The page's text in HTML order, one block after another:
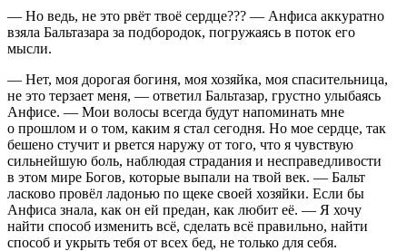
— Но ведь, не это рвёт твоё сердце??? — Анфиса аккуратно
взяла Бальтазара за подбородок, погружаясь в поток его
мысли.
— Нет, моя дорогая богиня, моя хозяйка, моя спасительница,
не это терзает меня, — ответил Бальтазар, грустно улыбаясь
Анфисе. — Мои волосы всегда будут напоминать мне
о прошлом и о том, каким я стал сегодня. Но мое сердце, так
бешено стучит и рвется наружу от того, что я чувствую
сильнейшую боль, наблюдая страдания и несправедливости
в этом мире Богов, которые выпали на твой век. — Бальт
ласково провёл ладонью по щеке своей хозяйки. Если бы
Анфиса знала, как он ей предан, как любит её. — Я хочу
найти способ изменить всё, сделать всё правильно, найти
способ и укрыть тебя от всех бед, не только для себя.